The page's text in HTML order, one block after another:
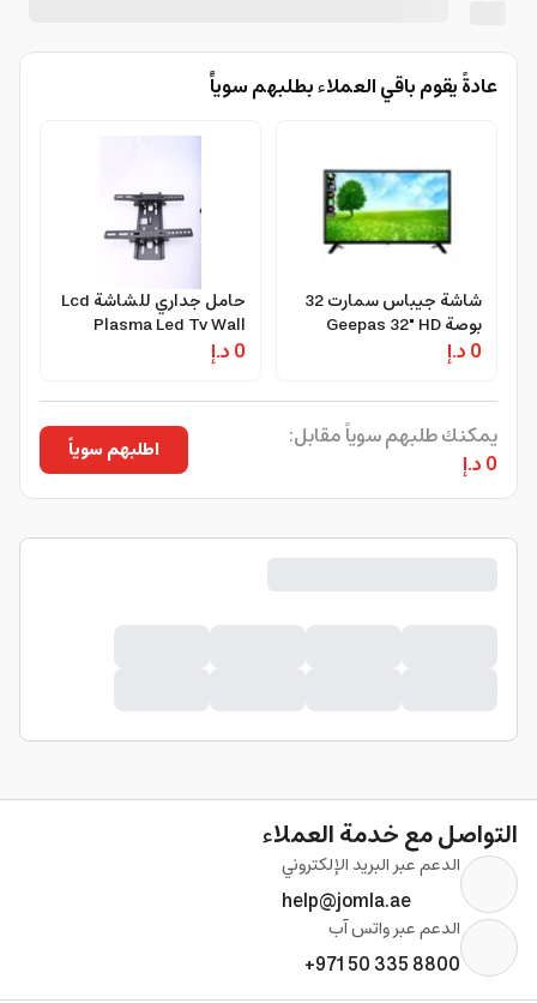
عادةً يقوم باقي العملاء بطلبهم سوياًً
شاشة جيباس سمارت 32
بوصة Geepas 32" HD
Smart LED TV
0 د.إ
حامل جداري للشاشة Lcd
Plasma Led Tv Wall
Mount - Geepas
0 د.إ
يمكنك طلبهم سوياً مقابل:
0 د.إ
اطلبهم سوياً
التواصل مع خدمة العملاء
الدعم عبر البريد الإلكتروني
help@jomla.ae
الدعم عبر واتس آب
+971 50 335 8800